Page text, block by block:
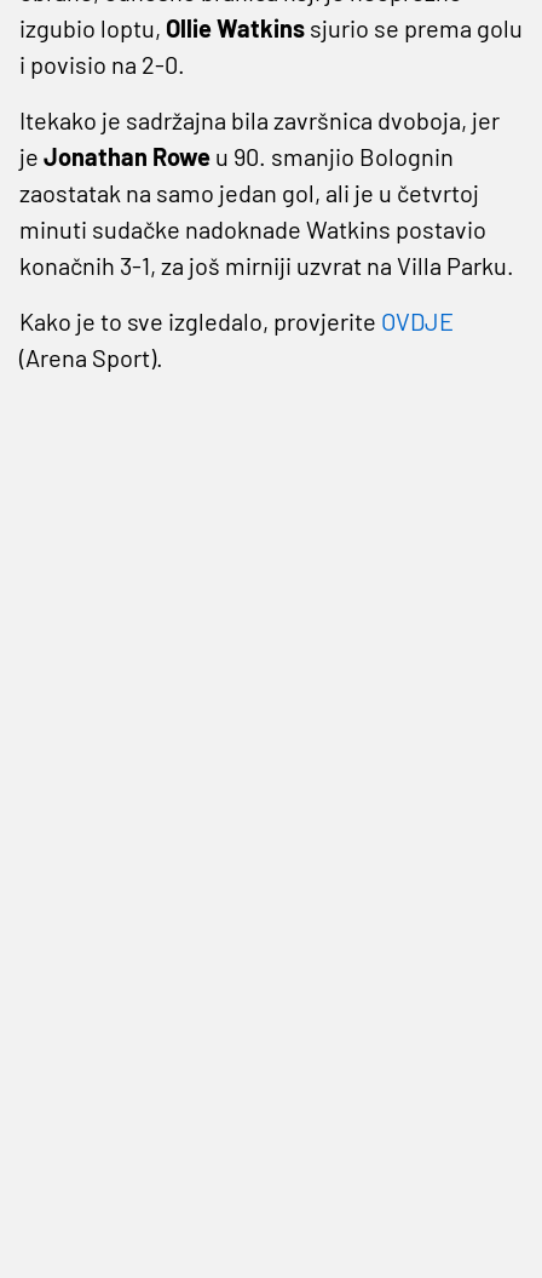
izgubio loptu, Ollie Watkins sjurio se prema golu
i povisio na 2-0.
Itekako je sadržajna bila završnica dvoboja, jer
je Jonathan Rowe u 90. smanjio Bolognin
zaostatak na samo jedan gol, ali je u četvrtoj
minuti sudačke nadoknade Watkins postavio
konačnih 3-1, za još mirniji uzvrat na Villa Parku.
Kako je to sve izgledalo, provjerite OVDJE
(Arena Sport).